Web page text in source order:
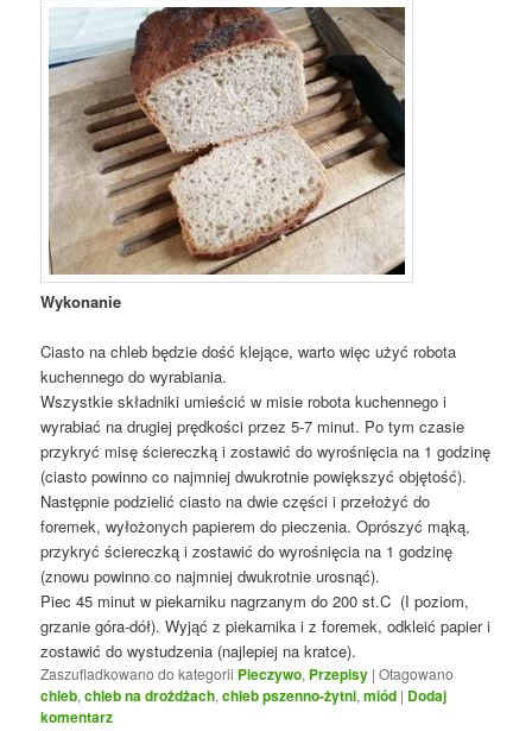
Wykonanie
Ciasto na chleb będzie dość klejące, warto więc użyć robota
kuchennego do wyrabiania.
Wszystkie składniki umieścić w misie robota kuchennego i
wyrabiać na drugiej prędkości przez 5-7 minut. Po tym czasie
przykryć misę ściereczką i zostawić do wyrośnięcia na 1 godzinę
(ciasto powinno co najmniej dwukrotnie powiększyć objętość).
Następnie podzielić ciasto na dwie części i przełożyć do
foremek, wyłożonych papierem do pieczenia. Oprószyć mąką,
przykryć ściereczką i zostawić do wyrośnięcia na 1 godzinę
(znowu powinno co najmniej dwukrotnie urosnąć).
Piec 45 minut w piekarniku nagrzanym do 200 st.C (I poziom,
grzanie góra-dół). Wyjąć z piekarnika i z foremek, odkleić papier i
zostawić do wystudzenia (najlepiej na kratce).
Zaszufladkowano do kategorii Pieczywo, Przepisy |Otagowano
chleb,chleb na drożdżach,chleb pszenno-żytni,miód | Dodaj
komentarz